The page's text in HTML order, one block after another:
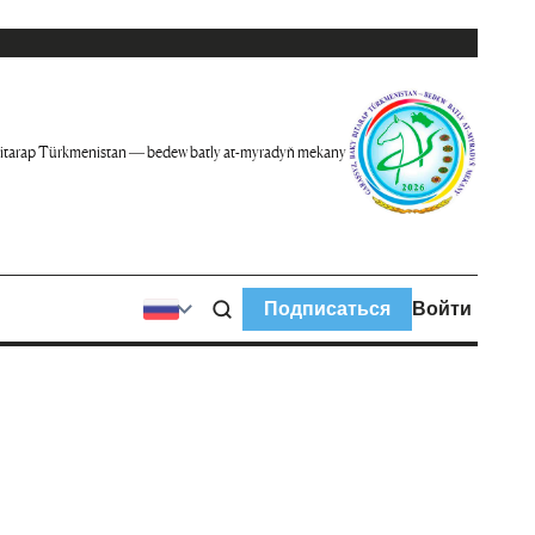
Türkmenistan — bedew batly at-myradyň mekany
Подписаться Войти